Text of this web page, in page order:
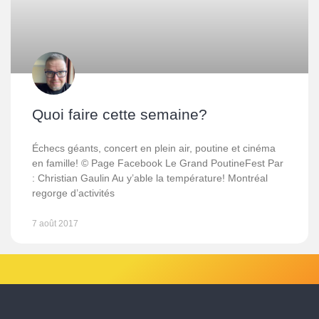
Quoi faire cette semaine?
Échecs géants, concert en plein air, poutine et cinéma
en famille! © Page Facebook Le Grand PoutineFest Par
: Christian Gaulin Au y’able la température! Montréal
regorge d’activités
7 août 2017